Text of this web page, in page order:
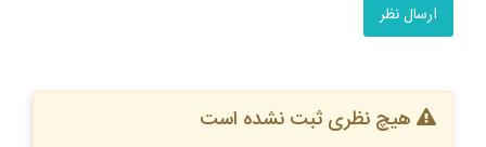
ارسال نظر
هیچ نظری ثبت نشده است